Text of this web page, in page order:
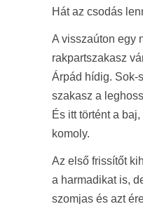
Hát az csodás
A visszaúton egy
rakpartszakasz
Árpád hídig. Sok-
szakasz a
És itt történt a
komoly.
Az első frissítőt
a harmadikat is,
szomjas és azt